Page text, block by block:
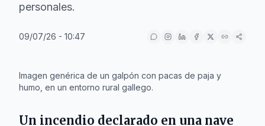
personales.
09/07/26 - 10:47
Imagen genérica de un galpón con pacas de paja y
humo, en un entorno rural gallego.
Un incendio declarado en una nave